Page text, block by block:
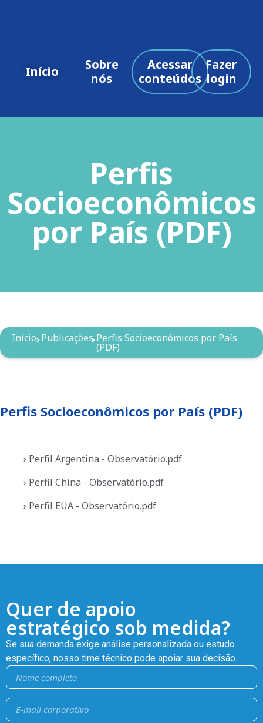
Início
Sobre
nós
Acessar
conteúdos
Fazer
login
Perfis
Socioeconômicos
por País (PDF)
Início Publicações Perfis Socioeconômicos por País
(PDF)
Perfis Socioeconômicos por País (PDF)
› Perfil Argentina - Observatório.pdf
› Perfil China - Observatório.pdf
› Perfil EUA - Observatório.pdf
Quer de apoio
estratégico sob medida?
Se sua demanda exige análise personalizada ou estudo
específico, nosso time técnico pode apoiar sua decisão.